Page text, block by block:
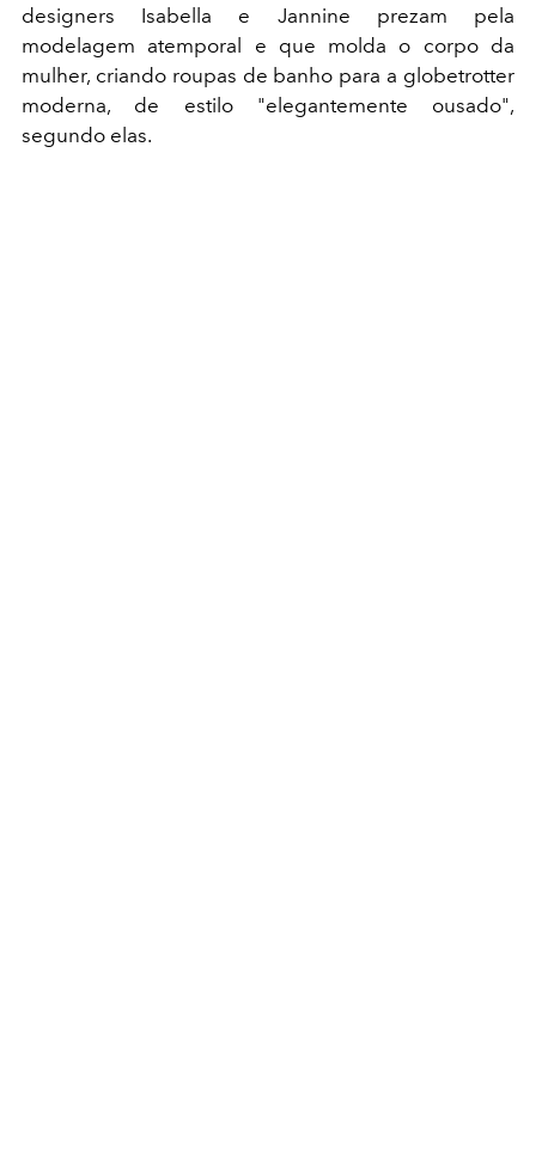
designers Isabella e Jannine prezam pela
modelagem atemporal e que molda o corpo da
mulher, criando roupas de banho para a globetrotter
moderna, de estilo "elegantemente ousado",
segundo elas.